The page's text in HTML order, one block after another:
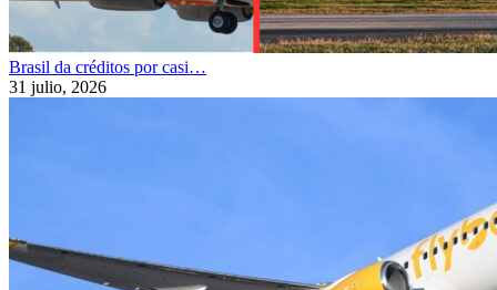
Brasil da créditos por casi…
31 julio, 2026